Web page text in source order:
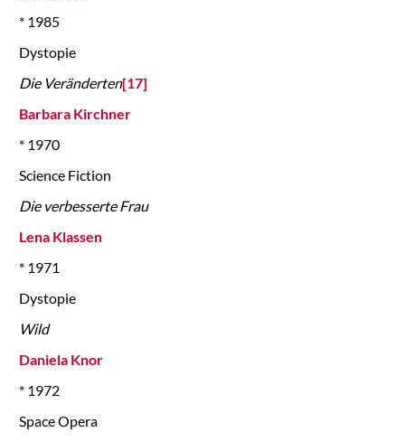
* 1985
Dystopie
Die Veränderten[17]
Barbara Kirchner
* 1970
Science Fiction
Die verbesserte Frau
Lena Klassen
* 1971
Dystopie
Wild
Daniela Knor
* 1972
Space Opera